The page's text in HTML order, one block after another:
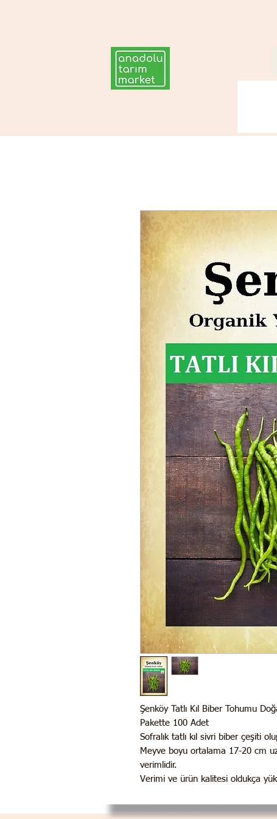
Şenköy Tatlı Kıl Biber Tohumu
Pakette 100 Adet
Sofralık tatlı kıl sivri biber çeşiti
Meyve boyu ortalama 17-20 cm
verimlidir.
Verimi ve ürün kalitesi oldukça